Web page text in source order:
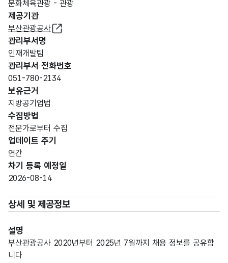
문화체육관광 - 관광
제공기관
부산관광공사
관리부서명
인재개발팀
관리부서 전화번호
051-780-2134
보유근거
지방공기업법
수집방법
전문가로부터 수집
업데이트 주기
연간
차기 등록 예정일
2026-08-14
상세 및 제공정보
설명
부산관광공사 2020년부터 2025년 7월까지 채용 정보를 공유합
니다